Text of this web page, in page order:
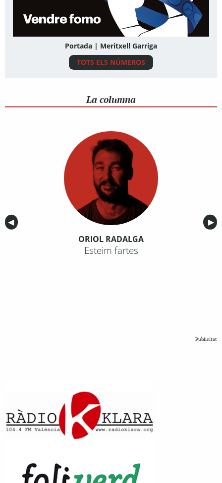
Portada | Meritxell Garriga
TOTS ELS NÚMEROS
La columna
Anterior
◀︎ ▶︎
ORIOL RADALGA
Esteim fartes
Publicitat